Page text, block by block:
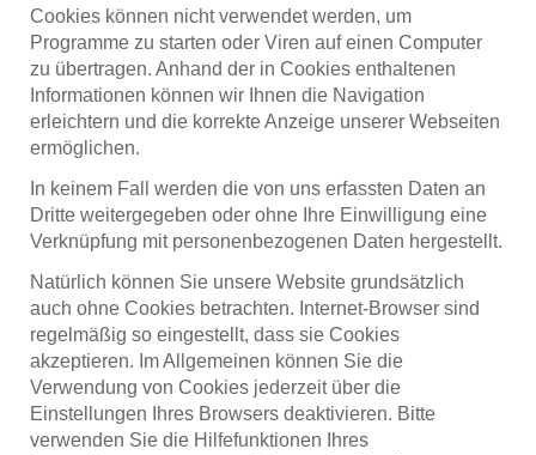
Cookies können nicht verwendet werden, um
Programme zu starten oder Viren auf einen Computer
zu übertragen. Anhand der in Cookies enthaltenen
Informationen können wir Ihnen die Navigation
erleichtern und die korrekte Anzeige unserer Webseiten
ermöglichen.
In keinem Fall werden die von uns erfassten Daten an
Dritte weitergegeben oder ohne Ihre Einwilligung eine
Verknüpfung mit personenbezogenen Daten hergestellt.
Natürlich können Sie unsere Website grundsätzlich
auch ohne Cookies betrachten. Internet-Browser sind
regelmäßig so eingestellt, dass sie Cookies
akzeptieren. Im Allgemeinen können Sie die
Verwendung von Cookies jederzeit über die
Einstellungen Ihres Browsers deaktivieren. Bitte
verwenden Sie die Hilfefunktionen Ihres